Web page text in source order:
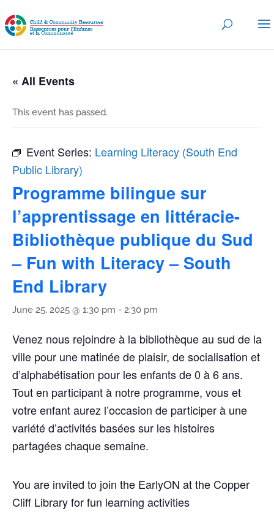
« All Events
This event has passed.
Event Series: Learning Literacy (South End
Public Library)
Programme bilingue sur
l’apprentissage en littéracie-
Bibliothèque publique du Sud
– Fun with Literacy – South
End Library
June 25, 2025 @ 1:30 pm - 2:30 pm
Venez nous rejoindre à la bibliothèque au sud de la
ville pour une matinée de plaisir, de socialisation et
d’alphabétisation pour les enfants de 0 à 6 ans.
Tout en participant à notre programme, vous et
votre enfant aurez l’occasion de participer à une
variété d’activités basées sur les histoires
partagées chaque semaine.
You are invited to join the EarlyON at the Copper
Cliff Library for fun learning activities